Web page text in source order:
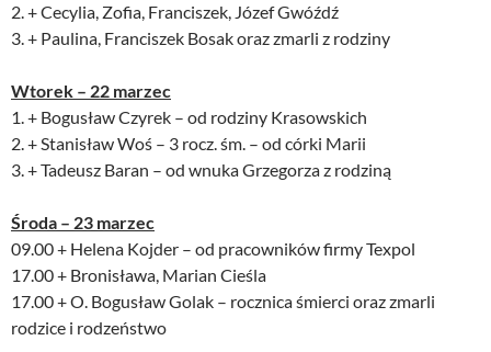
2. + Cecylia, Zofia, Franciszek, Józef Gwóźdź
3. + Paulina, Franciszek Bosak oraz zmarli z rodziny
Wtorek – 22 marzec
1. + Bogusław Czyrek – od rodziny Krasowskich
2. + Stanisław Woś – 3 rocz. śm. – od córki Marii
3. + Tadeusz Baran – od wnuka Grzegorza z rodziną
Środa – 23 marzec
09.00 + Helena Kojder – od pracowników firmy Texpol
17.00 + Bronisława, Marian Cieśla
17.00 + O. Bogusław Golak – rocznica śmierci oraz zmarli
rodzice i rodzeństwo